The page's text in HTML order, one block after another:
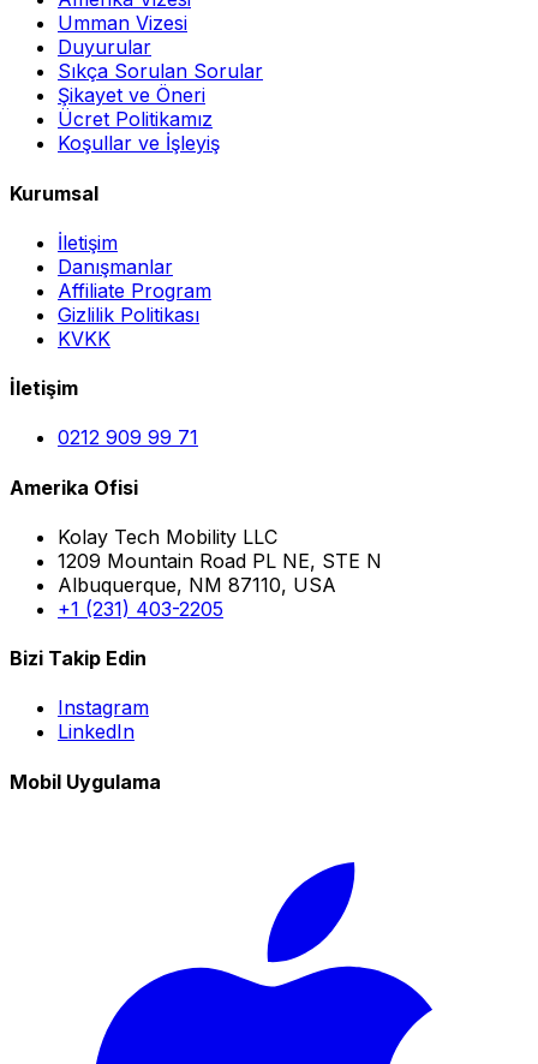
Umman Vizesi
Duyurular
Sıkça Sorulan Sorular
Şikayet ve Öneri
Ücret Politikamız
Koşullar ve İşleyiş
Kurumsal
İletişim
Danışmanlar
Affiliate Program
Gizlilik Politikası
KVKK
İletişim
0212 909 99 71
Amerika Ofisi
Kolay Tech Mobility LLC
1209 Mountain Road PL NE, STE N
Albuquerque, NM 87110, USA
+1 (231) 403-2205
Bizi Takip Edin
Instagram
LinkedIn
Mobil Uygulama